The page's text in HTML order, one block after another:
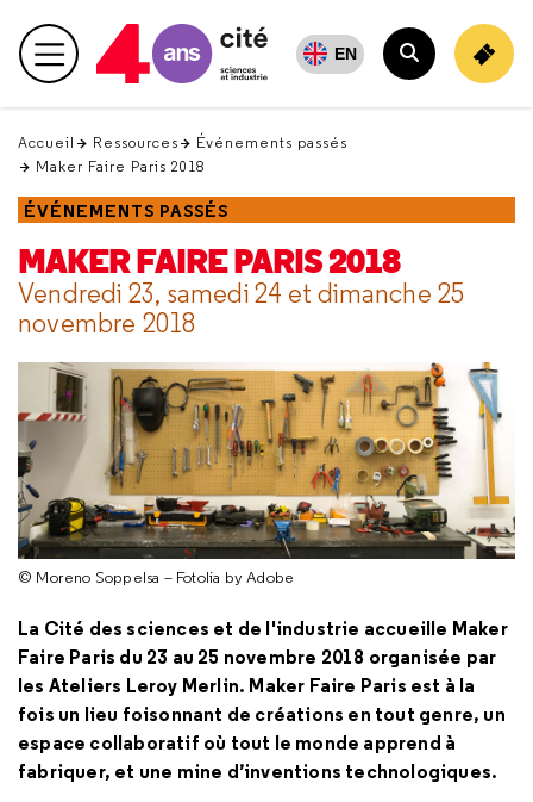
en
haut Menu principal EN
Rechercher
Accueil Ressources
Événements passés
Maker Faire Paris 2018
ÉVÉNEMENTS PASSÉS
MAKER FAIRE PARIS 2018
Vendredi 23, samedi 24 et dimanche 25
novembre 2018
© Moreno Soppelsa – Fotolia by Adobe
La Cité des sciences et de l'industrie accueille Maker
Faire Paris du 23 au 25 novembre 2018 organisée par
les Ateliers Leroy Merlin. Maker Faire Paris est à la
fois un lieu foisonnant de créations en tout genre, un
espace collaboratif où tout le monde apprend à
fabriquer, et une mine d’inventions technologiques.